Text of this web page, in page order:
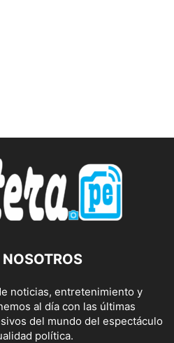
NOSOTROS
noticias, entretenimiento y
al día con las últimas
del mundo del espectáculo
política.